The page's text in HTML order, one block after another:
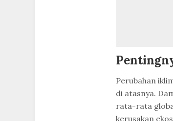
Perubahan
di atasnya.
rata-rata
kerusakan